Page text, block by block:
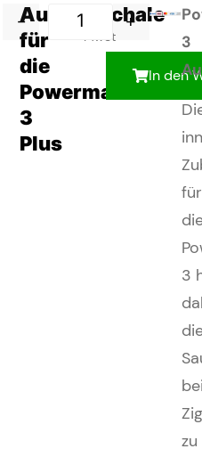
Auffangschale
für
die
Powermatic
3
Plus
27,95 €
MwSt
- +
In den
3
für
3
zu